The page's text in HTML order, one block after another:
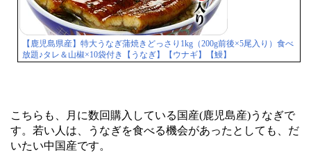
【鹿児島県産】特大うなぎ蒲焼きどっさり1kg（200g前後×5尾入り）食べ
放題♪タレ＆山椒×10袋付き【うなぎ】【ウナギ】【鰻】
こちらも、月に数回購入している国産(鹿児島産)うなぎで
す。若い人は、うなぎを食べる機会があったとしても、だ
いたい中国産です。